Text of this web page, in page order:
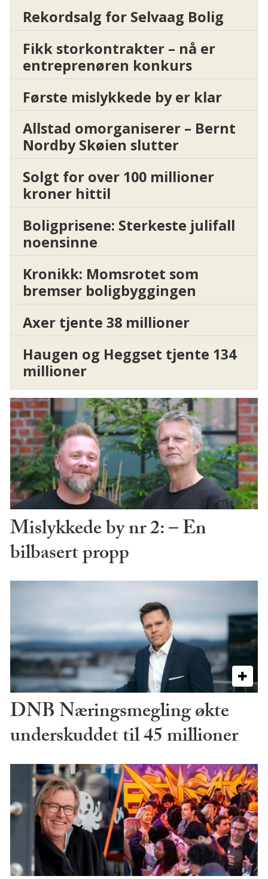
Rekordsalg for Selvaag Bolig
Fikk storkontrakter – nå er
entreprenøren konkurs
Første mislykkede by er klar
Allstad omorganiserer – Bernt
Nordby Skøien slutter
Solgt for over 100 millioner
kroner hittil
Boligprisene: Sterkeste julifall
noensinne
Kronikk: Momsrotet som
bremser boligbyggingen
Axer tjente 38 millioner
Haugen og Heggset tjente 134
millioner
Mislykkede by nr 2: – En
bilbasert propp
DNB Næringsmegling økte
underskuddet til 45 millioner